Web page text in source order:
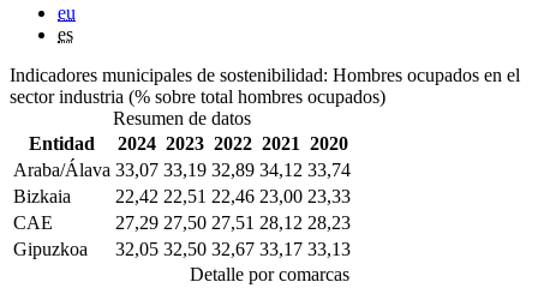
eu
es
Indicadores municipales de sostenibilidad: Hombres ocupados en el
sector industria (% sobre total hombres ocupados)
Resumen de datos
Entidad
2024 2023 2022 2021 2020
Araba/Álava 33,07 33,19 32,89 34,12 33,74
Bizkaia
22,42 22,51 22,46 23,00 23,33
CAE
27,29 27,50 27,51 28,12 28,23
Gipuzkoa
32,05 32,50 32,67 33,17 33,13
Detalle por comarcas